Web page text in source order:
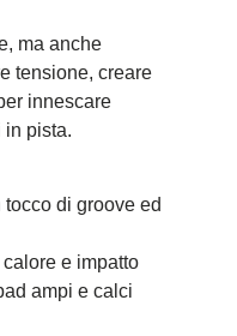
ma anche
tensione, creare
innescare
in pista.
di groove ed
e impatto
ampi e calci